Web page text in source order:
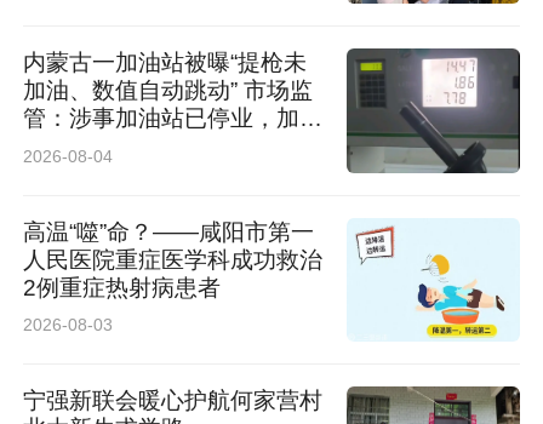
内蒙古一加油站被曝“提枪未
加油、数值自动跳动” 市场监
管：涉事加油站已停业，加油
机封存送检，鉴定结果未出无
2026-08-04
高温“噬”命？——咸阳市第一
人民医院重症医学科成功救治
2例重症热射病患者
2026-08-03
宁强新联会暖心护航何家营村